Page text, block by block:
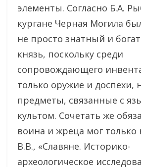
элементы. Согласно Б.А.
кургане Черная Могила
не просто знатный и
князь, поскольку среди
сопровождающего
только оружие и доспехи,
предметы, связанные с
культом. Сочетать же
воина и жреца мог только
В.В., «Славяне. Историко-
археологическое